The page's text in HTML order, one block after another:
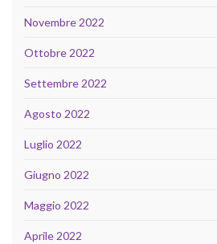
Novembre 2022
Ottobre 2022
Settembre 2022
Agosto 2022
Luglio 2022
Giugno 2022
Maggio 2022
Aprile 2022